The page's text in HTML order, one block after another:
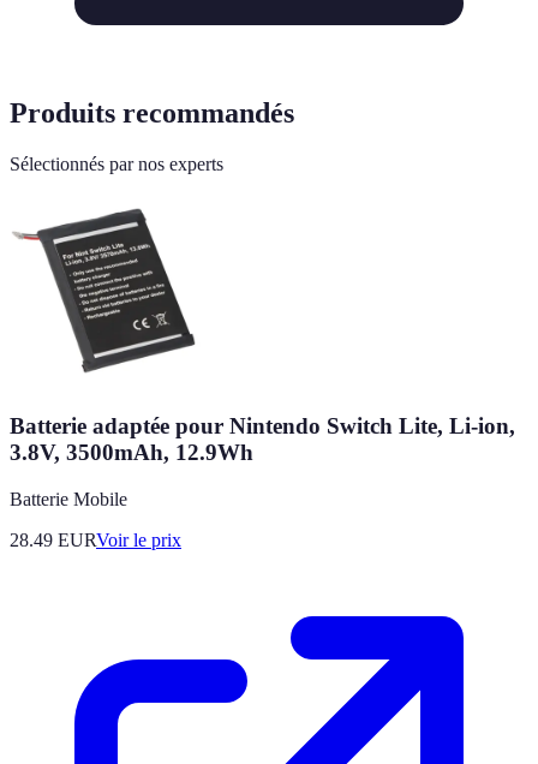
Produits recommandés
Sélectionnés par nos experts
Batterie adaptée pour Nintendo Switch Lite, Li-ion,
3.8V, 3500mAh, 12.9Wh
Batterie Mobile
28.49 EURVoir le prix